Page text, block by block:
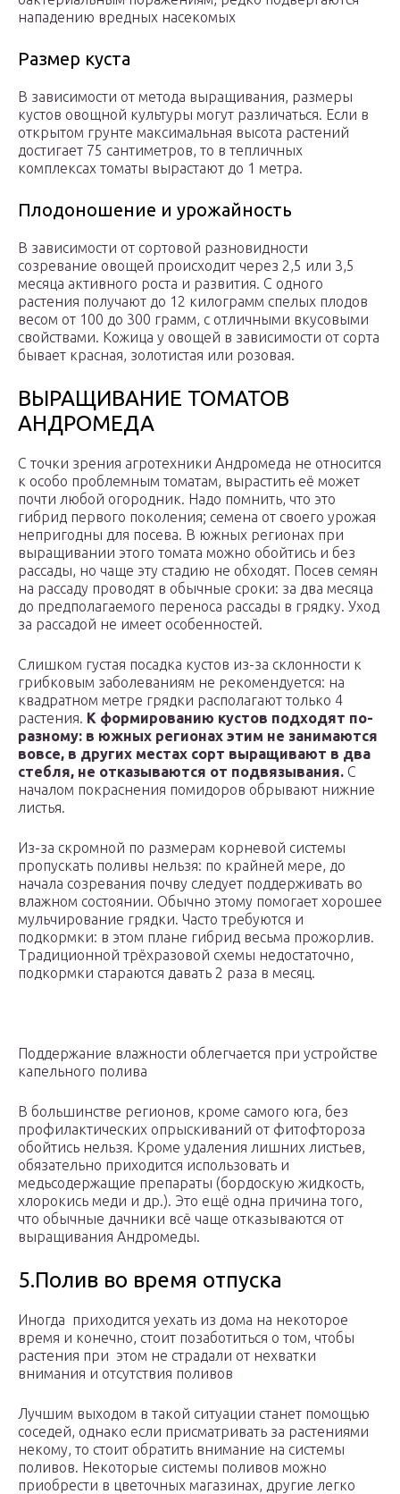
нападению вредных насекомых
Размер куста
В зависимости от метода выращивания, размеры
кустов овощной культуры могут различаться. Если в
открытом грунте максимальная высота растений
достигает 75 сантиметров, то в тепличных
комплексах томаты вырастают до 1 метра.
Плодоношение и урожайность
В зависимости от сортовой разновидности
созревание овощей происходит через 2,5 или 3,5
месяца активного роста и развития. С одного
растения получают до 12 килограмм спелых плодов
весом от 100 до 300 грамм, с отличными вкусовыми
свойствами. Кожица у овощей в зависимости от сорта
бывает красная, золотистая или розовая.
ВЫРАЩИВАНИЕ ТОМАТОВ
АНДРОМЕДА
С точки зрения агротехники Андромеда не относится
к особо проблемным томатам, вырастить её может
почти любой огородник. Надо помнить, что это
гибрид первого поколения; семена от своего урожая
непригодны для посева. В южных регионах при
выращивании этого томата можно обойтись и без
рассады, но чаще эту стадию не обходят. Посев семян
на рассаду проводят в обычные сроки: за два месяца
до предполагаемого переноса рассады в грядку. Уход
за рассадой не имеет особенностей.
Слишком густая посадка кустов из-за склонности к
грибковым заболеваниям не рекомендуется: на
квадратном метре грядки располагают только 4
растения. К формированию кустов подходят по-
разному: в южных регионах этим не занимаются
вовсе, в других местах сорт выращивают в два
стебля, не отказываются от подвязывания. С
началом покраснения помидоров обрывают нижние
листья.
Из-за скромной по размерам корневой системы
пропускать поливы нельзя: по крайней мере, до
начала созревания почву следует поддерживать во
влажном состоянии. Обычно этому помогает хорошее
мульчирование грядки. Часто требуются и
подкормки: в этом плане гибрид весьма прожорлив.
Традиционной трёхразовой схемы недостаточно,
подкормки стараются давать 2 раза в месяц.
Поддержание влажности облегчается при устройстве
капельного полива
В большинстве регионов, кроме самого юга, без
профилактических опрыскиваний от фитофтороза
обойтись нельзя. Кроме удаления лишних листьев,
обязательно приходится использовать и
медьсодержащие препараты (бордоскую жидкость,
хлорокись меди и др.). Это ещё одна причина того,
что обычные дачники всё чаще отказываются от
выращивания Андромеды.
5.Полив во время отпуска
Иногда приходится уехать из дома на некоторое
время и конечно, стоит позаботиться о том, чтобы
растения при этом не страдали от нехватки
внимания и отсутствия поливов
Лучшим выходом в такой ситуации станет помощью
соседей, однако если присматривать за растениями
некому, то стоит обратить внимание на системы
поливов. Некоторые системы поливов можно
приобрести в цветочных магазинах, другие легко